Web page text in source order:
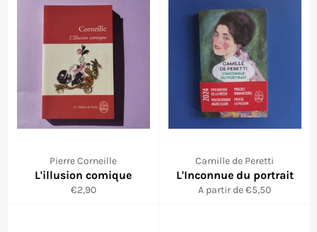
Pierre Corneille
L'illusion comique
Prix
€2,90
Camille de Peretti
L'Inconnue du portrait
A partir de €5,50